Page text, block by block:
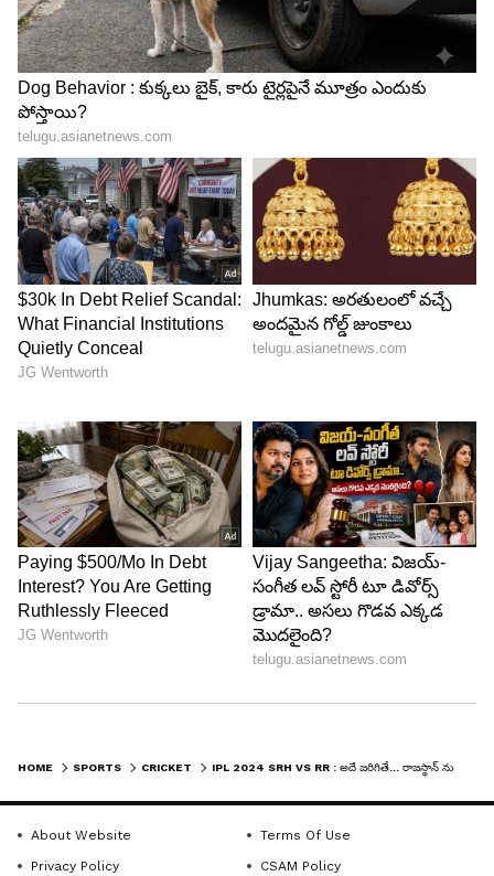
HOME SPORTS CRICKET
About Website
Terms Of Use
Privacy Policy
CSAM Policy